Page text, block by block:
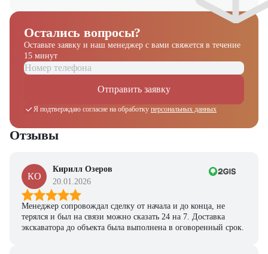
Остались вопросы?
Оставьте заявку и наш менеджер с вами свяжется в течение
15 минут
Отправить заявку
Я подтверждаю согласие на обработку персональных данных
Отзывы
КО
Кирилл Озеров
20.01.2026
Менеджер сопровождал сделку от начала и до конца, не
терялся и был на связи можно сказать 24 на 7. Доставка
экскаватора до объекта была выполнена в оговоренный срок.
Получите выгодное
предложение на спецтехнику
из наличия!
Ответьте на несколько вопросов — мы предоставим
персональную подборку моделей и лучшие условия
покупки
Получить предложение